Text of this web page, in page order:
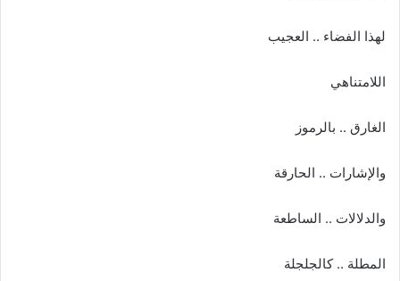
لهذا الفضاء .. العجيب
اللامتناهي
الغارق .. بالرموز
والإشارات .. الحارقة
والدلالات .. الساطعة
المطلة .. كالجلجلة